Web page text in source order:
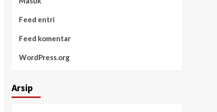
Feed entri
Feed komentar
WordPress.org
Arsip